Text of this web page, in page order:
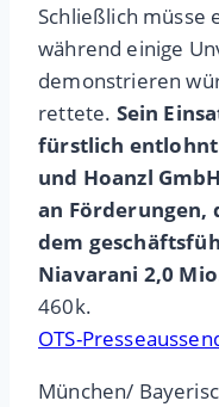
Schließlich müsse
während einige
demonstrieren
rettete. Sein
fürstlich
und Hoanzl
an Förderungen,
dem
Niavarani 2,0 Mio
460k.
OTS-
München/